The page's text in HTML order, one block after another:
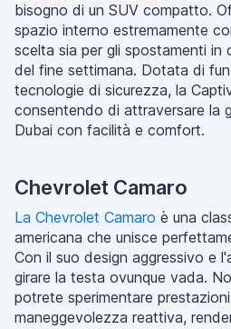
bisogno di un SUV compatto.
spazio interno estremamente
scelta sia per gli spostamenti in
del fine settimana. Dotata di
tecnologie di sicurezza, la
consentendo di attraversare la
Dubai con facilità e comfort.
Chevrolet Camaro
La Chevrolet Camaro è una
americana che unisce
Con il suo design aggressivo e
girare la testa ovunque vada.
potrete sperimentare
maneggevolezza reattiva,